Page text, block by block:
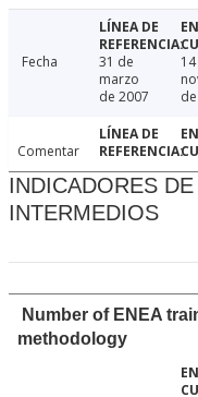
Fecha
31 de
marzo
de 2007
Comentar
INDICADORES
INTERMEDIOS
Number of ENEA
methodology